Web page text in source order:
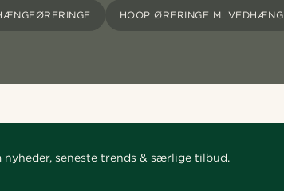
HOOP ØRERINGE M. VEDHÆNG
seneste trends & særlige tilbud.